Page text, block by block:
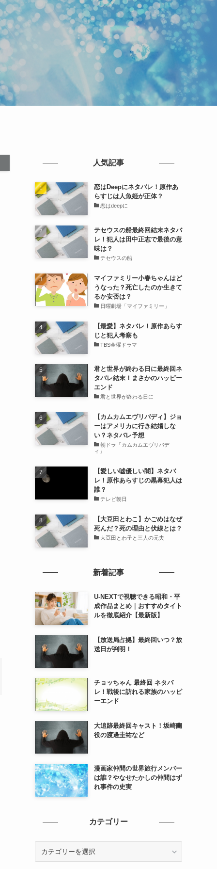
人気記事
恋はDeepにネタバレ！原作あ
らすじは人魚姫が正体？
恋はdeepに
テセウスの船最終回結末ネタバ
レ！犯人は田中正志で最後の意
味は？
テセウスの船
マイファミリー小春ちゃんはど
うなった？死亡したのか生きて
るか安否は？
日曜劇場「マイファミリー」
【最愛】ネタバレ！原作あらす
じと犯人考察も
TBS金曜ドラマ
君と世界が終わる日に最終回ネ
タバレ結末！まさかのハッピー
エンド
君と世界が終わる日に
【カムカムエヴリバディ】ジョ
ーはアメリカに行き結婚しな
い？ネタバレ予想
朝ドラ「カムカムエヴリバデ
ィ」
【愛しい嘘優しい闇】ネタバ
レ！原作あらすじの黒幕犯人は
誰？
テレビ朝日
【大豆田とわこ】かごめはなぜ
死んだ？死の理由と伏線とは？
大豆田とわ子と三人の元夫
新着記事
U-NEXTで視聴できる昭和・平
成作品まとめ｜おすすめタイト
ルを徹底紹介【最新版】
【放送局占拠】最終回いつ？放
送日が判明！
チョッちゃん 最終回 ネタバ
レ！戦後に訪れる家族のハッピ
ーエンド
大追跡最終回キャスト！坂崎蘭
役の渡邊圭祐など
漫画家仲間の世界旅行メンバー
は誰？やなせたかしの仲間はず
れ事件の史実
カテゴリー